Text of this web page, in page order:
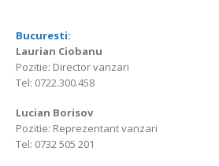
Bucuresti:
Laurian Ciobanu
Pozitie: Director vanzari
Tel: 0722.300.458
Lucian Borisov
Pozitie: Reprezentant vanzari
Tel: 0732 505 201